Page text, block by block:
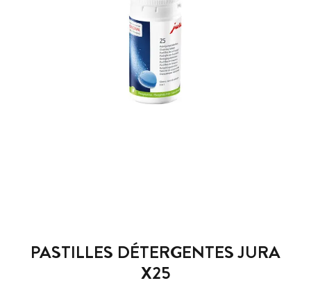
PASTILLES DÉTERGENTES JURA
X25